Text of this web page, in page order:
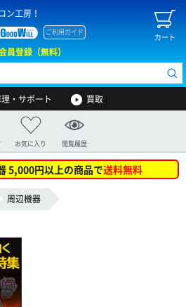
ン工房！
カート
ご利用ガイド
員登録（無料）
・サポート 買取
お気に入り 閲覧履歴
5,000円以上の商品で送料無料
周辺機器